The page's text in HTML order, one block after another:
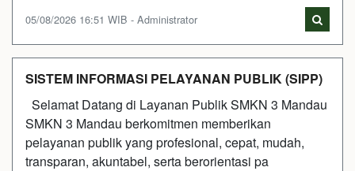
05/08/2026 16:51 WIB - Administrator
SISTEM INFORMASI PELAYANAN PUBLIK (SIPP)
Selamat Datang di Layanan Publik SMKN 3 Mandau
SMKN 3 Mandau berkomitmen memberikan
pelayanan publik yang profesional, cepat, mudah,
transparan, akuntabel, serta berorientasi pa